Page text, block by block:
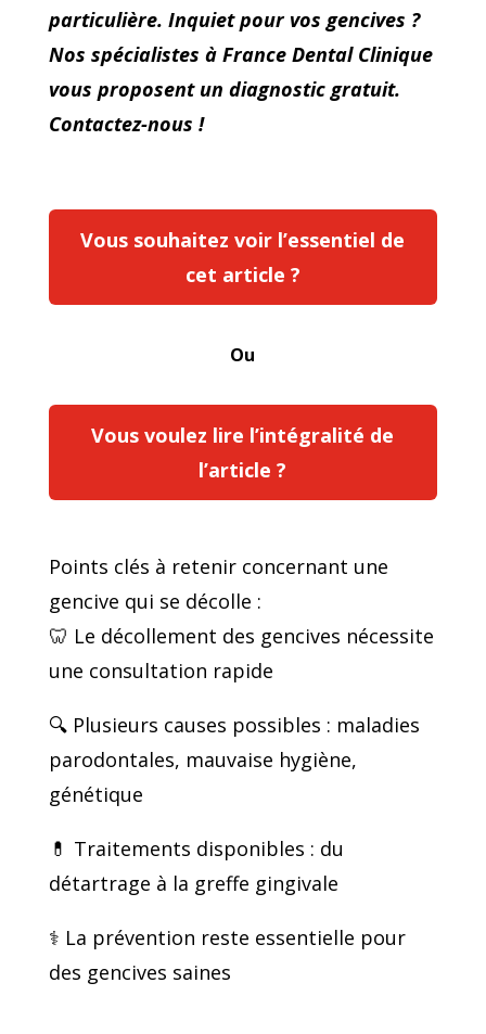
particulière. Inquiet pour vos gencives ?
Nos spécialistes à France Dental Clinique
vous proposent un diagnostic gratuit.
Contactez-nous !
Vous souhaitez voir l’essentiel de
cet article ?
Ou
Vous voulez lire l’intégralité de
l’article ?
Points clés à retenir concernant une
gencive qui se décolle :
🦷 Le décollement des gencives nécessite
une consultation rapide
🔍 Plusieurs causes possibles : maladies
parodontales, mauvaise hygiène,
génétique
💊 Traitements disponibles : du
détartrage à la greffe gingivale
⚕️ La prévention reste essentielle pour
des gencives saines